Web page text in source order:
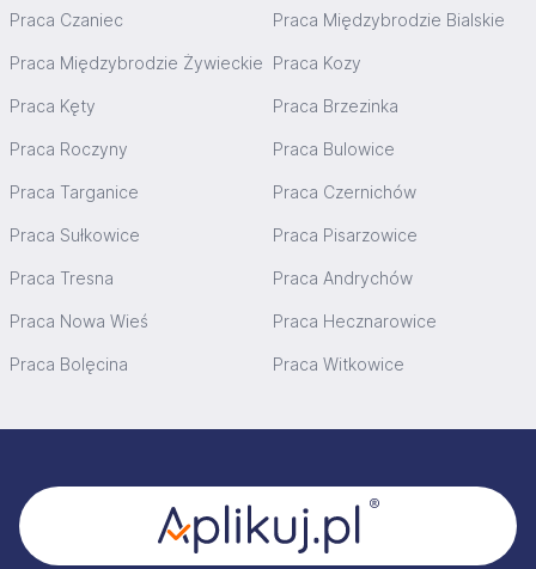
Praca Czaniec Praca Międzybrodzie Bialskie
Praca Międzybrodzie Żywieckie Praca Kozy
Praca Kęty Praca Brzezinka
Praca Roczyny Praca Bulowice
Praca Targanice Praca Czernichów
Praca Sułkowice Praca Pisarzowice
Praca Tresna Praca Andrychów
Praca Nowa Wieś Praca Hecznarowice
Praca Bolęcina Praca Witkowice